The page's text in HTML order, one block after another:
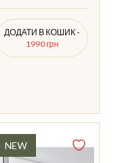
ДОДАТИ В КОШИК -
1990 грн